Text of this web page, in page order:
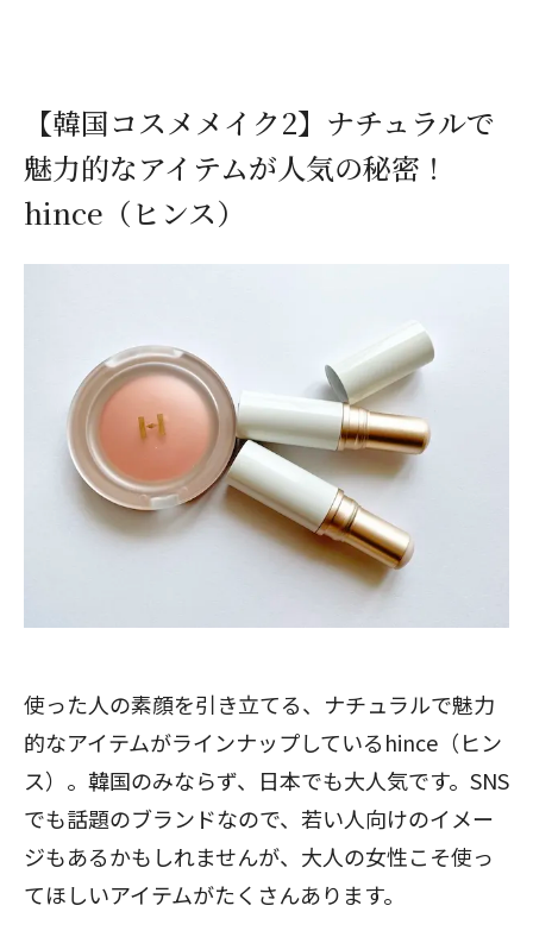
【韓国コスメメイク2】ナチュラルで
魅力的なアイテムが人気の秘密！
hince（ヒンス）
使った人の素顔を引き立てる、ナチュラルで魅力
的なアイテムがラインナップしているhince（ヒン
ス）。韓国のみならず、日本でも大人気です。SNS
でも話題のブランドなので、若い人向けのイメー
ジもあるかもしれませんが、大人の女性こそ使っ
てほしいアイテムがたくさんあります。